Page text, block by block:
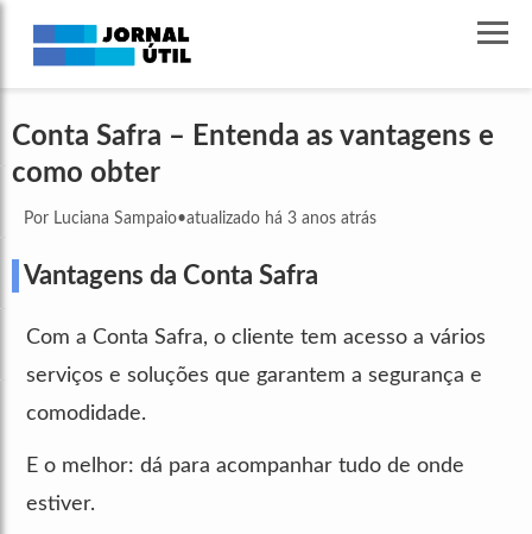
Conta Safra – Entenda as vantagens e
como obter
Por Luciana Sampaio•atualizado há 3 anos atrás
Vantagens da Conta Safra
Com a Conta Safra, o cliente tem acesso a vários
serviços e soluções que garantem a segurança e
comodidade.
E o melhor: dá para acompanhar tudo de onde
estiver.